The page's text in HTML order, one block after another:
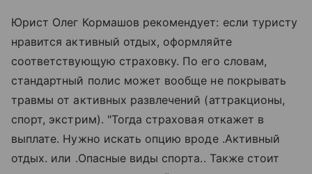
Юрист Олег Кормашов рекомендует: если туристу
нравится активный отдых, оформляйте
соответствующую страховку. По его словам,
стандартный полис может вообще не покрывать
травмы от активных развлечений (аттракционы,
спорт, экстрим). "Тогда страховая откажет в
выплате. Нужно искать опцию вроде .Активный
отдых. или .Опасные виды спорта.. Также стоит